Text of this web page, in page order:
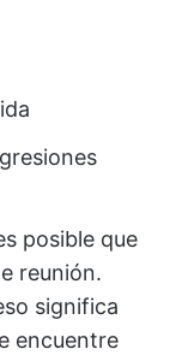
posible que
reunión.
significa
encuentre